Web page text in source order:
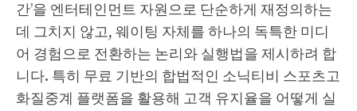
간’을 엔터테인먼트 자원으로 단순하게 재정의하는
데 그치지 않고, 웨이팅 자체를 하나의 독특한 미디
어 경험으로 전환하는 논리와 실행법을 제시하려 합
니다. 특히 무료 기반의 합법적인 소닉티비 스포츠고
화질중계 플랫폼을 활용해 고객 유지율을 어떻게 실